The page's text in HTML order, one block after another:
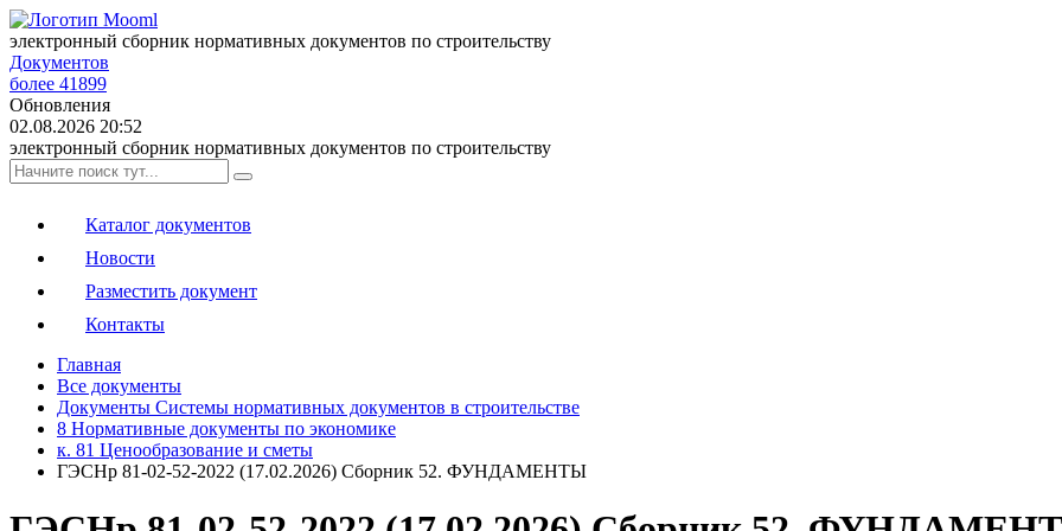
электронный сборник нормативных документов по строительству
Документов
более 41899
Обновления
02.08.2026 20:52
электронный сборник нормативных документов по строительству
Каталог документов
Новости
Разместить документ
Контакты
Главная
Все документы
Документы Системы нормативных документов в строительстве
8 Нормативные документы по экономике
к. 81 Ценообразование и сметы
ГЭСНр 81-02-52-2022 (17.02.2026) Сборник 52. ФУНДАМЕНТЫ